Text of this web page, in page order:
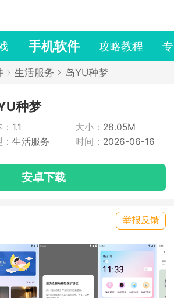
手机软件 攻略教程
生活服务 岛YU种梦
种梦
1.1 大小： 28.05M
生活服务 时间： 2026-06-16
安卓下载
举报反馈